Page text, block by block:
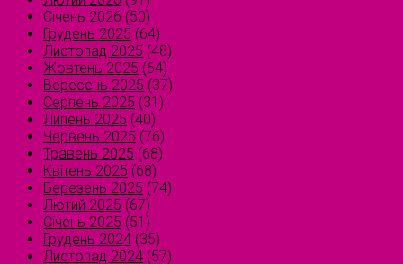
Січень 2026 (50)
Грудень 2025 (64)
Листопад 2025 (48)
Жовтень 2025 (64)
Вересень 2025 (37)
Серпень 2025 (31)
Липень 2025 (40)
Червень 2025 (76)
Травень 2025 (68)
Квітень 2025 (68)
Березень 2025 (74)
Лютий 2025 (67)
Січень 2025 (51)
Грудень 2024 (35)
Листопад 2024 (57)